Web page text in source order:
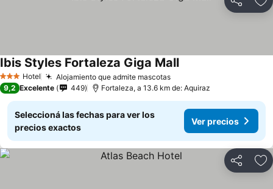
Compartir
3 Estrellas
Hotel Alojamiento que admite mascotasVer precios
Ibis Styles Fortaleza Giga MallVer precios
9,2 Excelente 449 Fortaleza, a 13.6 km de: Aquiraz
Seleccioná las fechas para ver los
precios exactos
Ver precios
Compartir